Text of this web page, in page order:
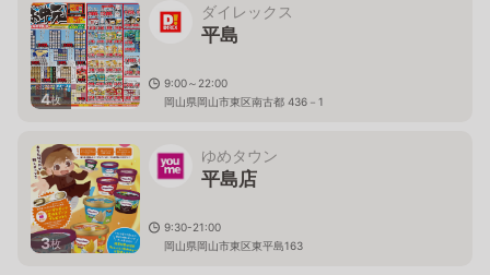
4枚
ダイレックス
平島
9:00～22:00
岡山県岡山市東区南古都 436－1
3枚
ゆめタウン
平島店
9:30-21:00
岡山県岡山市東区東平島163